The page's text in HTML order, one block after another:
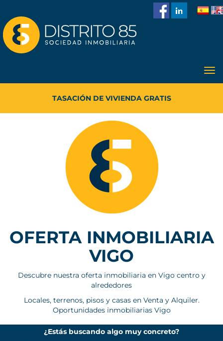
986
228
TASACIÓN DE VIVIENDA GRATIS
OFERTA INMOBILIARIA
VIGO
Descubre nuestra oferta inmobiliaria en Vigo centro y
alrededores
Locales, terrenos, pisos y casas en Venta y Alquiler.
Oportunidades inmobiliarias Vigo
¿Estás buscando algo muy concreto?